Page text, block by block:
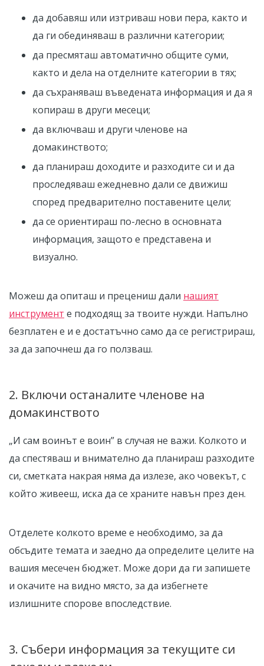
да добавяш или изтриваш нови пера, както и
да ги обединяваш в различни категории;
да пресмяташ автоматично общите суми,
както и дела на отделните категории в тях;
да съхраняваш въведената информация и да я
копираш в други месеци;
да включваш и други членове на
домакинството;
да планираш доходите и разходите си и да
проследяваш ежедневно дали се движиш
според предварително поставените цели;
да се ориентираш по-лесно в основната
информация, защото е представена и
визуално.
Можеш да опиташ и прецениш дали нашият
инструмент е подходящ за твоите нужди. Напълно
безплатен е и е достатъчно само да се регистрираш,
за да започнеш да го ползваш.
2. Включи останалите членове на
домакинството
„И сам воинът е воин” в случая не важи. Колкото и
да спестяваш и внимателно да планираш разходите
си, сметката накрая няма да излезе, ако човекът, с
който живееш, иска да се храните навън през ден.
Отделете колкото време е необходимо, за да
обсъдите темата и заедно да определите целите на
вашия месечен бюджет. Може дори да ги запишете
и окачите на видно място, за да избегнете
излишните спорове впоследствие.
3. Събери информация за текущите си